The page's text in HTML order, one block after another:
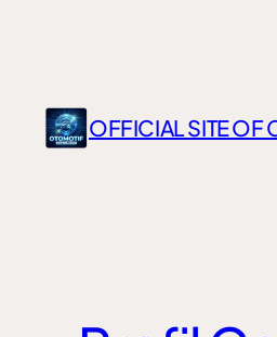
OFFICIAL SITE OF